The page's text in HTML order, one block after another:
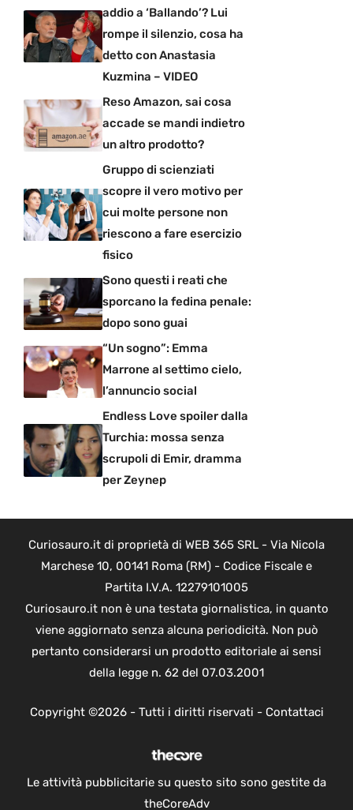
addio a ‘Ballando’? Lui
rompe il silenzio, cosa ha
detto con Anastasia
Kuzmina – VIDEO
Reso Amazon, sai cosa
accade se mandi indietro
un altro prodotto?
Gruppo di scienziati
scopre il vero motivo per
cui molte persone non
riescono a fare esercizio
fisico
Sono questi i reati che
sporcano la fedina penale:
dopo sono guai
“Un sogno”: Emma
Marrone al settimo cielo,
l’annuncio social
Endless Love spoiler dalla
Turchia: mossa senza
scrupoli di Emir, dramma
per Zeynep
Curiosauro.it di proprietà di WEB 365 SRL - Via Nicola
Marchese 10, 00141 Roma (RM) - Codice Fiscale e
Partita I.V.A. 12279101005
Curiosauro.it non è una testata giornalistica, in quanto
viene aggiornato senza alcuna periodicità. Non può
pertanto considerarsi un prodotto editoriale ai sensi
della legge n. 62 del 07.03.2001
Copyright ©2026 - Tutti i diritti riservati - Contattaci
Le attività pubblicitarie su questo sito sono gestite da
theCoreAdv